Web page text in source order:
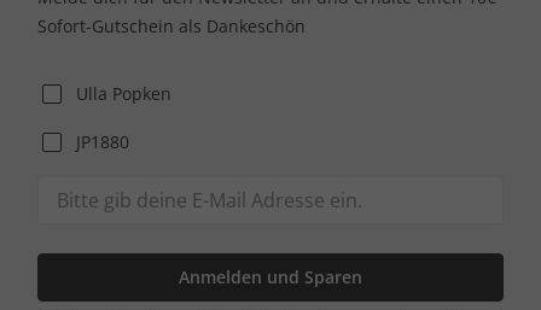
Sofort-Gutschein als Dankeschön
Ulla Popken
JP1880
Anmelden und Sparen